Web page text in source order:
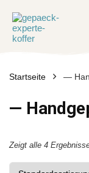
Startseite —
—
Zeigt alle 4